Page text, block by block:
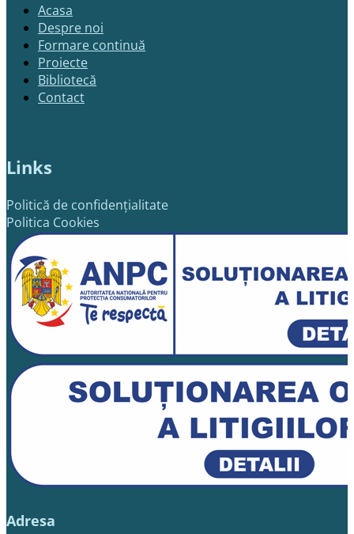
Acasa
Despre noi
Formare continuă
Proiecte
Bibliotecă
Contact
Links
Politică de confidențialitate
Politica Cookies
Adresa